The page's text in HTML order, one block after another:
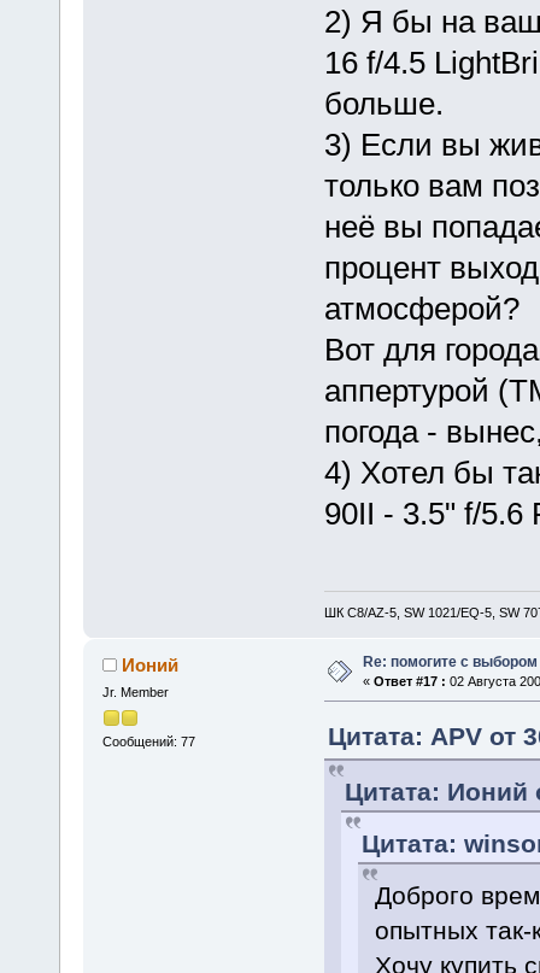
2) Я бы на
16 f/4.5
больше.
3) Если вы
только вам
неё вы
процент
атмосферой?
Вот для
аппертурой
погода -
4) Хотел бы
90II - 3.5" f/
ШК С8/AZ-5, SW 1021/EQ-5, SW
Ионий
Jr. Member
Сообщений: 77
Re: помогите с выбором
« Ответ #17 : 02 Августа
Цитата: APV от
Цитата: Ионий
Цитата:
Доброго
опытных
Хочу купить